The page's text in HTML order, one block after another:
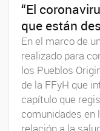
“El
que están
En el marco de
realizado para
los Pueblos
de la FFyH que
capítulo que
comunidades en